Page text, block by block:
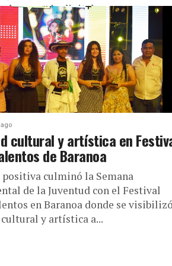
al escenario digital con...
cultural y artística en
de Baranoa
positiva culminó la Semana
de la Juventud con el Festival
en Baranoa donde se
y artística a...